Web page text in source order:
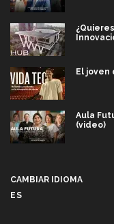
El joven
Aula
(video)
CAMBIAR IDIOMA
ES